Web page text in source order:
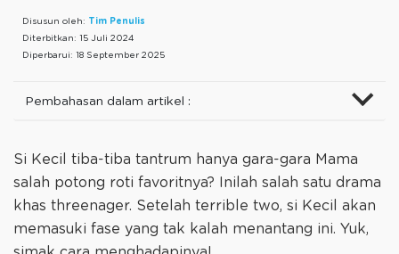
Disusun oleh: Tim Penulis
Diterbitkan: 15 Juli 2024
Diperbarui: 18 September 2025
Pembahasan dalam artikel :
Si Kecil tiba-tiba tantrum hanya gara-gara Mama
salah potong roti favoritnya? Inilah salah satu drama
khas threenager. Setelah terrible two, si Kecil akan
memasuki fase yang tak kalah menantang ini. Yuk,